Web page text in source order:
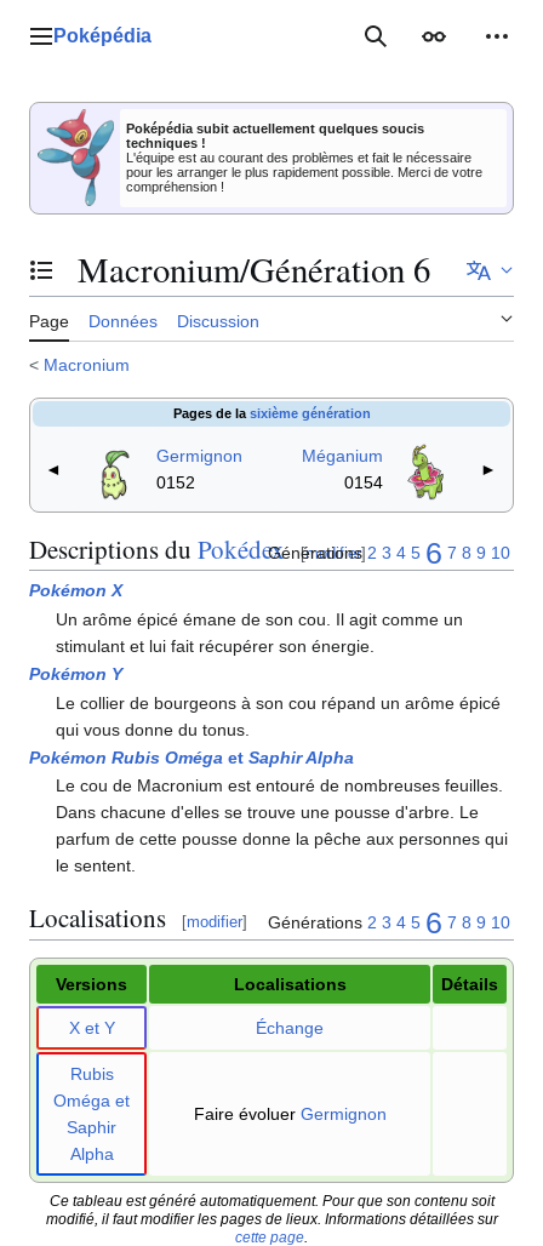
Menu principal
Poképédia RechercherApparence
Poképédia subit actuellement quelques soucis
techniques !
L'équipe est au courant des problèmes et fait le nécessaire
pour les arranger le plus rapidement possible. Merci de votre
compréhension !
Basculer la table des matières
Macronium/Génération 6
Page Données Discussion
< Macronium
Pages de la sixième génération
◄
Germignon
0152
Méganium
0154
►
Descriptions du Pokédex [modifier]
Générations 2 3 4 5 6 7 8 9 10
Pokémon X
Un arôme épicé émane de son cou. Il agit comme un
stimulant et lui fait récupérer son énergie.
Pokémon Y
Le collier de bourgeons à son cou répand un arôme épicé
qui vous donne du tonus.
Pokémon Rubis Oméga et Saphir Alpha
Le cou de Macronium est entouré de nombreuses feuilles.
Dans chacune d'elles se trouve une pousse d'arbre. Le
parfum de cette pousse donne la pêche aux personnes qui
le sentent.
Localisations [modifier] Générations 2 3 4 5 6 7 8 9 10
Versions Localisations Détails
X et Y Échange
Rubis
Oméga et
Saphir
Alpha
Faire évoluer Germignon
Ce tableau est généré automatiquement. Pour que son contenu soit
modifié, il faut modifier les pages de lieux. Informations détaillées sur
cette page